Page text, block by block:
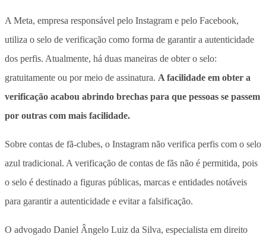
A Meta, empresa responsável pelo Instagram e pelo Facebook,
utiliza o selo de verificação como forma de garantir a autenticidade
dos perfis. Atualmente, há duas maneiras de obter o selo:
gratuitamente ou por meio de assinatura. A facilidade em obter a
verificação acabou abrindo brechas para que pessoas se passem
por outras com mais facilidade.
Sobre contas de fã-clubes, o Instagram não verifica perfis com o selo
azul tradicional. A verificação de contas de fãs não é permitida, pois
o selo é destinado a figuras públicas, marcas e entidades notáveis
para garantir a autenticidade e evitar a falsificação.
O advogado Daniel Ângelo Luiz da Silva, especialista em direito